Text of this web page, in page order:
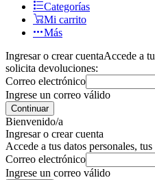
Categorías
Mi carrito
Más
Ingresar o crear cuentaAccede a
solicita devoluciones:
Correo electrónico
Ingrese un correo válido
Continuar
Bienvenido/a
Ingresar o crear cuenta
Accede a tus datos personales,
Correo electrónico
Ingrese un correo válido